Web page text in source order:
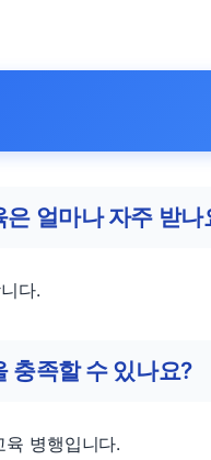
얼마나 자주 받나
다.
충족할 수 있나요?
병행입니다.